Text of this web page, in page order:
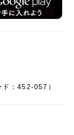
：452-057）